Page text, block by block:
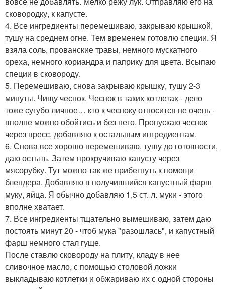
сковородку, к капусте.
4. Все ингредиенты перемешиваю, закрываю крышкой,
тушу на среднем огне. Тем временем готовлю специи. Я
взяла соль, прованские травы, немного мускатного
ореха, немного кориандра и паприку для цвета. Всыпаю
специи в сковороду.
5. Перемешиваю, снова закрываю крышку, тушу 2-3
минуты. Чищу чеснок. Чеснок в таких котлетах - дело
тоже сугубо личное… кто к чесноку относится не очень -
вполне можно обойтись и без него. Пропускаю чеснок
через пресс, добавляю к остальным ингредиентам.
6. Снова все хорошо перемешиваю, тушу до готовности,
даю остыть. Затем прокручиваю капусту через
мясорубку. Тут можно так же прибегнуть к помощи
блендера. Добавляю в получившийся капустный фарш
муку, яйца. Я обычно добавляю 1,5 ст. л. муки - этого
вполне хватает.
7. Все ингредиенты тщательно вымешиваю, затем даю
постоять минут 20 - чтоб мука "разошлась", и капустный
фарш немного стал гуще.
После ставлю сковороду на плиту, кладу в нее
сливочное масло, с помощью столовой ложки
выкладываю котлетки и обжариваю их с одной стороны